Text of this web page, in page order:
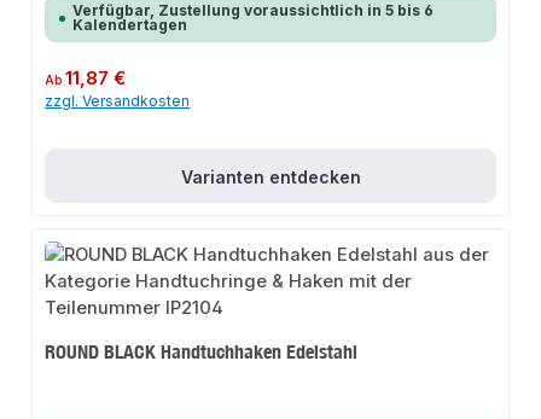
Verfügbar, Zustellung voraussichtlich in 5 bis 6
Kalendertagen
Regulärer Preis:
Ab11,87 €
zzgl. Versandkosten
Varianten entdecken
ROUND BLACK Handtuchhaken Edelstahl